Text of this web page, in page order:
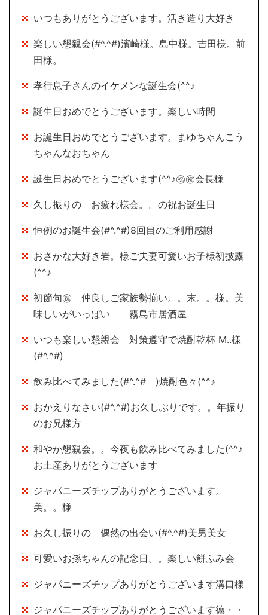
いつもありがとうございます。活き造り大好き
楽しい懇親会(#^.^#)濱崎様。島中様。吉田様。前
田様。
孝行息子さんのイケメンな誕生会(^^♪
誕生日おめでとうございます。楽しい時間
お誕生日おめでとうございます。まゆちゃんこう
ちゃんなおちゃん
誕生日おめでとうございます(^^♪㊗㊗会長様
久し振りの お疲れ様会。。の祝お誕生日
恒例のお誕生会(#^.^#)8回目のご利用感謝
おさかな大好き岩。様ご夫妻可愛いお子様初披露
(^^♪
初節句㊗ 仲良しご家族勢揃い。。末。。様。美
味しいがいっぱい 霧島市居酒屋
いつも楽しい懇親会 対策遵守で焼酎乾杯 M..様
(#^.^#)
飲み比べてみました(#^.^# )焼酎色々(^^♪
おかえりなさい(#^.^#)お久しぶりです。。年振り
のお兄様方
和やか懇親会。。今夜も飲み比べてみました(^^♪
お土産ありがとうございます
ジャパニーズチップありがとうございます。
美。。様
お久し振りの 偶然の出会い(#^.^#)美男美女
可愛いお孫ちゃんの記念日。。楽しい餅ふみ会
ジャパニーズチップありがとうございます溝口様
ジャパニーズチップありがとうございます徳・・